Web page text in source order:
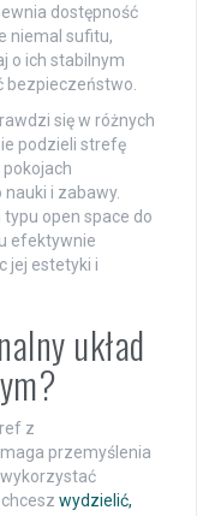
dostępność
niemal sufitu,
o ich stabilnym
bezpieczeństwo.
się w różnych
podzieli strefę
i zabawy.
open space do
efektywnie
jej estetyki i
układ
z
przemyślenia
wydzielić,